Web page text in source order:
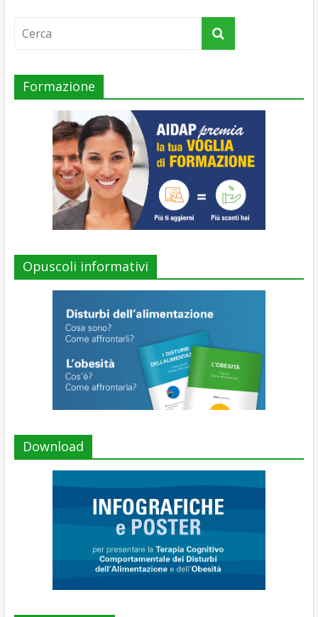
Formazione
Opuscoli informativi
Download